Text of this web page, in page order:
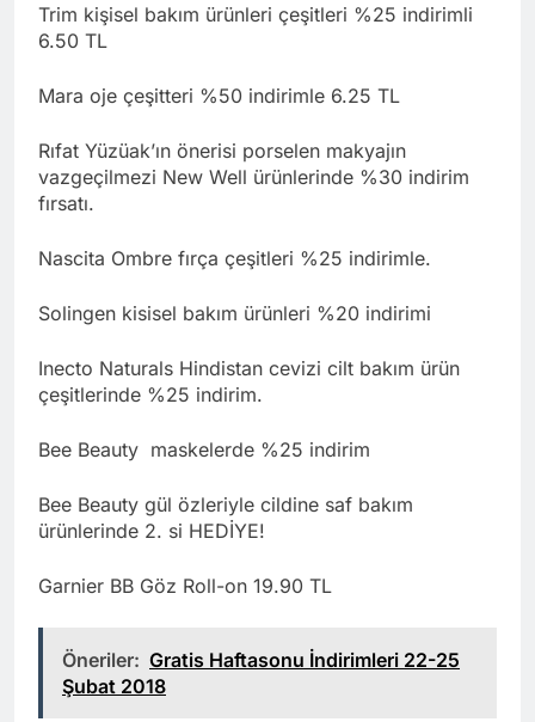
Trim kişisel bakım ürünleri çeşitleri %25 indirimli
6.50 TL
Mara oje çeşitteri %50 indirimle 6.25 TL
Rıfat Yüzüak’ın önerisi porselen makyajın
vazgeçilmezi New Well ürünlerinde %30 indirim
fırsatı.
Nascita Ombre fırça çeşitleri %25 indirimle.
Solingen kisisel bakım ürünleri %20 indirimi
Inecto Naturals Hindistan cevizi cilt bakım ürün
çeşitlerinde %25 indirim.
Bee Beauty maskelerde %25 indirim
Bee Beauty gül özleriyle cildine saf bakım
ürünlerinde 2. si HEDİYE!
Garnier BB Göz Roll-on 19.90 TL
Öneriler: Gratis Haftasonu İndirimleri 22-25
Şubat 2018